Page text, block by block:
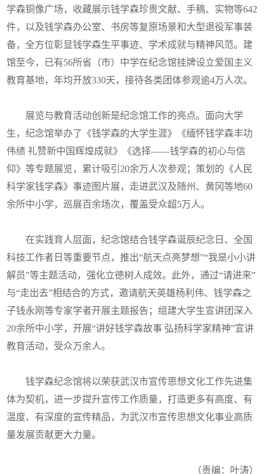
学森铜像广场，收藏展示钱学森珍贵文献、手稿、实物等642
件，以及钱学森办公室、书房等复原场景和大型退役军事装
备，全方位彰显钱学森生平事迹、学术成就与精神风范。建
馆至今，已有56所省（市）中学在纪念馆挂牌设立爱国主义
教育基地，年均开放330天，接待各类团体参观逾4万人次。
展览与教育活动创新是纪念馆工作的亮点。面向大学
生，纪念馆举办了《钱学森的大学生涯》《缅怀钱学森丰功
伟绩 礼赞新中国辉煌成就》《选择——钱学森的初心与信
仰》等专题展览，累计吸引20余万人次参观；策划的《人民
科学家钱学森》事迹图片展，走进武汉及随州、黄冈等地60
余所中小学，巡展百余场次，覆盖受众超5万人。
在实践育人层面，纪念馆结合钱学森诞辰纪念日、全国
科技工作者日等重要节点，推出“航天点亮梦想”“我是小小讲
解员”等主题活动，强化立德树人成效。此外，通过“请进来”
与“走出去”相结合的方式，邀请航天英雄杨利伟、钱学森之
子钱永刚等专家学者开展主题报告；组建大学生宣讲团深入
20余所中小学，开展“讲好钱学森故事 弘扬科学家精神”宣讲
教育活动，受众万余人。
钱学森纪念馆将以荣获武汉市宣传思想文化工作先进集
体为契机，进一步提升宣传工作质量，打造更多有高度、有
温度、有深度的宣传精品，为武汉市宣传思想文化事业高质
量发展贡献更大力量。
（责编：叶涛）